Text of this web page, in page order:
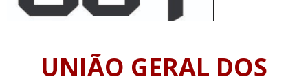
UNIÃO GERAL DOS